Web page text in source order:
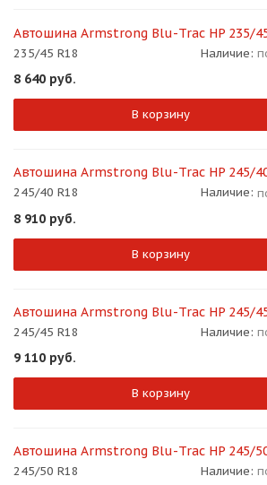
Автошина Armstrong Blu-Trac HP 235/
235/45 R18 Наличие:
8 640 руб.
В корзину
Автошина Armstrong Blu-Trac HP 245/
245/40 R18 Наличие:
8 910 руб.
В корзину
Автошина Armstrong Blu-Trac HP 245/
245/45 R18 Наличие:
9 110 руб.
В корзину
Автошина Armstrong Blu-Trac HP 245/
245/50 R18 Наличие: